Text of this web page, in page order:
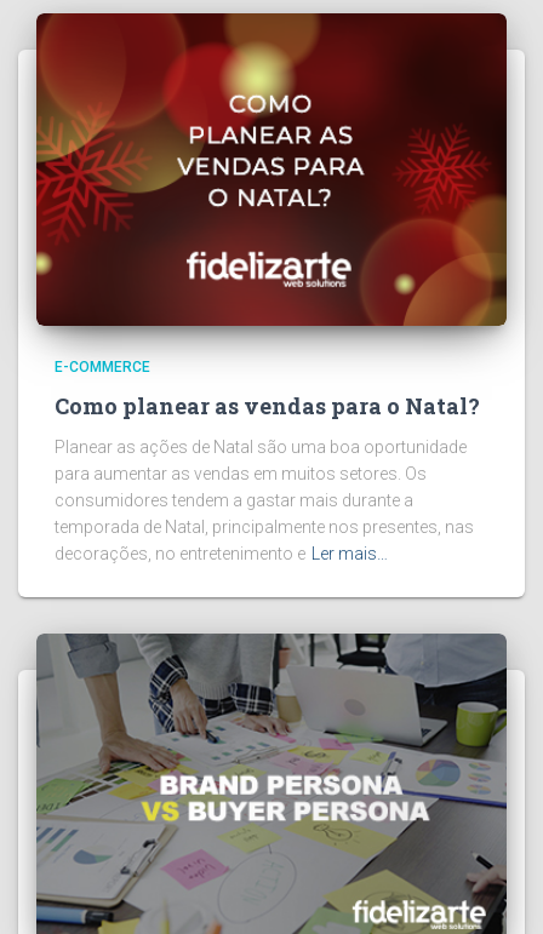
E-COMMERCE
Como planear as vendas para o Natal?
Planear as ações de Natal são uma boa oportunidade
para aumentar as vendas em muitos setores. Os
consumidores tendem a gastar mais durante a
temporada de Natal, principalmente nos presentes, nas
decorações, no entretenimento e Ler mais…